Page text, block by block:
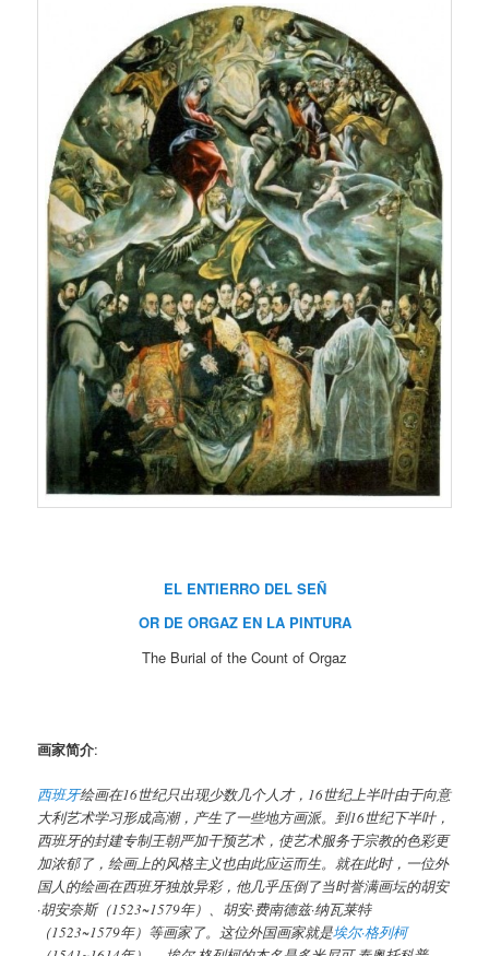
EL ENTIERRO DEL SEÑ
OR DE ORGAZ EN LA PINTURA
The Burial of the Count of Orgaz
画家简介:
西班牙绘画在16世纪只出现少数几个人才，16世纪上半叶由于向意
大利艺术学习形成高潮，产生了一些地方画派。到16世纪下半叶，
西班牙的封建专制王朝严加干预艺术，使艺术服务于宗教的色彩更
加浓郁了，绘画上的风格主义也由此应运而生。就在此时，一位外
国人的绘画在西班牙独放异彩，他几乎压倒了当时誉满画坛的胡安
·胡安奈斯（1523~1579年）、胡安·费南德兹·纳瓦莱特
（1523~1579年）等画家了。这位外国画家就是埃尔·格列柯